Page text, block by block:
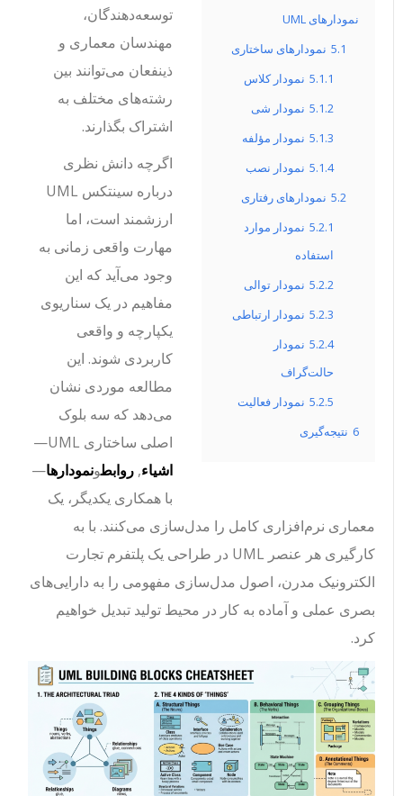
نمودارهای UML
5.1 نمودارهای ساختاری
5.1.1 نمودار کلاس
5.1.2 نمودار شی
5.1.3 نمودار مؤلفه
5.1.4 نمودار نصب
5.2 نمودارهای رفتاری
5.2.1 نمودار موارد
استفاده
5.2.2 نمودار توالی
5.2.3 نمودار ارتباطی
5.2.4 نمودار
حالت‌گراف
5.2.5 نمودار فعالیت
نتیجه‌گیری
توسعه‌دهندگان،
مهندسان معماری و
ذینفعان می‌توانند بین
رشته‌های مختلف به
اشتراک بگذارند.
اگرچه دانش نظری
درباره سینتکس UML
ارزشمند است، اما
مهارت واقعی زمانی به
وجود می‌آید که این
مفاهیم در یک سناریوی
یکپارچه و واقعی
کاربردی شوند. این
مطالعه موردی نشان
می‌دهد که سه بلوک
اصلی ساختاری UML—
اشیاء,روابطونمودارها—
با همکاری یکدیگر، یک
معماری نرم‌افزاری کامل را مدل‌سازی می‌کنند. با به
کارگیری هر عنصر UML در طراحی یک پلتفرم تجارت
الکترونیک مدرن، اصول مدل‌سازی مفهومی را به دارایی‌های
بصری عملی و آماده به کار در محیط تولید تبدیل خواهیم
کرد.